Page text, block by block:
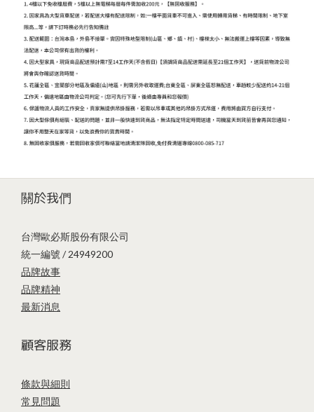
關於我們
台灣歐必斯股份有限公司
統一編號 / 24949200
品牌故事
品牌精神
最新消息
顧客服務
條款與細則
常見問題